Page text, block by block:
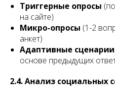
Триггерные опросы
на сайте)
Микро-опросы (1-2
анкет)
Адаптивные сценарии
основе предыдущих
2.4. Анализ социальных